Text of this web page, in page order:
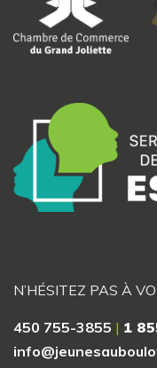
N’HÉSITEZ PAS À
450 755-3855 | 1